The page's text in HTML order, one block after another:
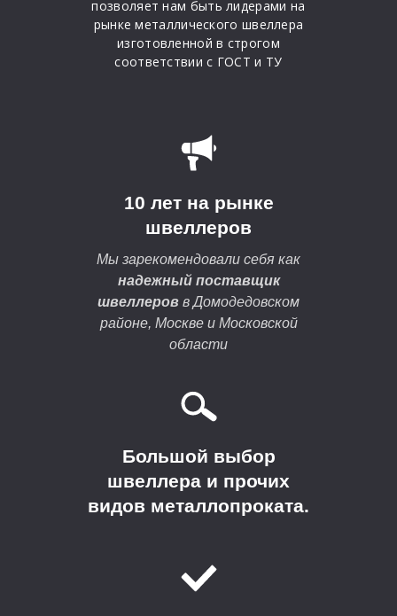
позволяет нам быть лидерами на
рынке металлического швеллера
изготовленной в строгом
соответствии с ГОСТ и ТУ
10 лет на рынке
швеллеров
Мы зарекомендовали себя как
надежный поставщик
швеллеров в Домодедовском
районе, Москве и Московской
области
Большой выбор
швеллера и прочих
видов металлопроката.